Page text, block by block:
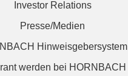
Investor Relations
Presse/Medien
Hinweisgebersystem
werden bei HORNBACH